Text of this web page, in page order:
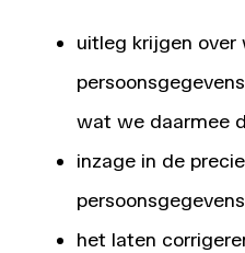
uitleg krijgen over
wat we daarmee
inzage in de
het laten